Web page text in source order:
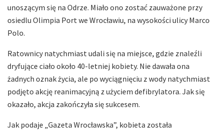
unoszącym się na Odrze. Miało ono zostać zauważone przy
osiedlu Olimpia Port we Wrocławiu, na wysokości ulicy Marco
Polo.
Ratownicy natychmiast udali się na miejsce, gdzie znaleźli
dryfujące ciało około 40-letniej kobiety. Nie dawała ona
żadnych oznak życia, ale po wyciągnięciu z wody natychmiast
podjęto akcję reanimacyjną z użyciem defibrylatora. Jak się
okazało, akcja zakończyła się sukcesem.
Jak podaje „Gazeta Wrocławska”, kobieta została